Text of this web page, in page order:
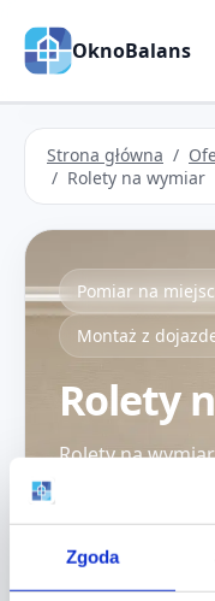
Zgoda
OknoBalans
Strona główna /
/ Rolety na wymiar
Pomiar na
Montaż z
Rolety
Rolety na
okienne, które
zwiększyć
korzystania z
sprawdzają się
biurach i